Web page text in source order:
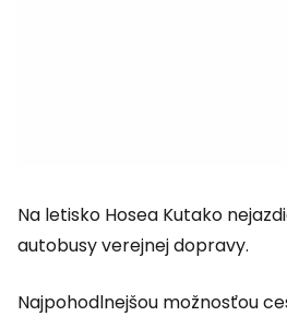
Na letisko Hosea Kutako
autobusy verejnej dopravy.
Najpohodlnejšou možnosťou